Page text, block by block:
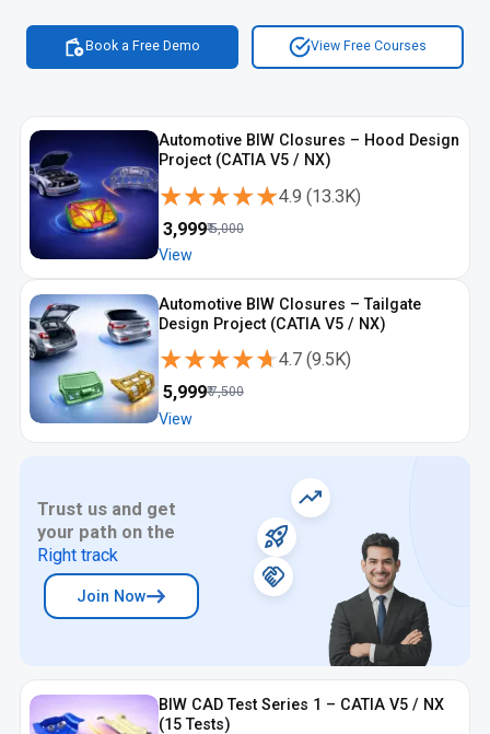
Book a Free Demo View Free Courses
Automotive BIW Closures – Hood Design
Project (CATIA V5 / NX)
★★★★★
★★★★★4.9 (13.3K)
3,999₹5,000
View
Automotive BIW Closures – Tailgate
Design Project (CATIA V5 / NX)
★★★★★
★★★★★4.7 (9.5K)
5,999₹7,500
View
Trust us and get
your path on the
Right track
Join Now
BIW CAD Test Series 1 – CATIA V5 / NX
(15 Tests)